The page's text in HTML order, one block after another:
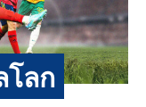
โลก